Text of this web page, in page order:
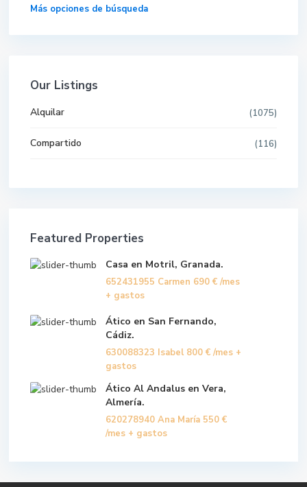
Más opciones de búsqueda
Our Listings
Alquilar (1075)
Compartido (116)
Featured Properties
Casa en Motril, Granada.
652431955 Carmen 690 € /mes
+ gastos
Ático en San Fernando,
Cádiz.
630088323 Isabel 800 € /mes +
gastos
Ático Al Andalus en Vera,
Almería.
620278940 Ana María 550 €
/mes + gastos